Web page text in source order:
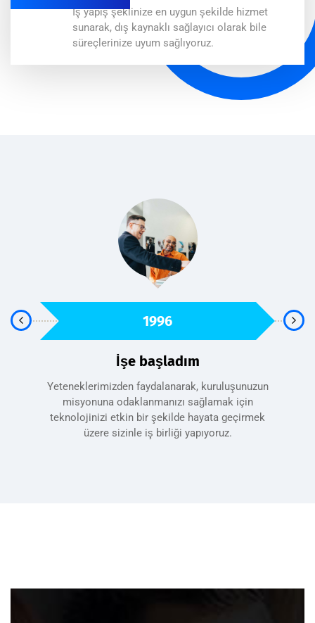
İş yapış şeklinize en uygun şekilde hizmet
sunarak, dış kaynaklı sağlayıcı olarak bile
süreçlerinize uyum sağlıyoruz.
1996
İşe başladım
Yeteneklerimizden faydalanarak, kuruluşunuzun
misyonuna odaklanmanızı sağlamak için
teknolojinizi etkin bir şekilde hayata geçirmek
üzere sizinle iş birliği yapıyoruz.